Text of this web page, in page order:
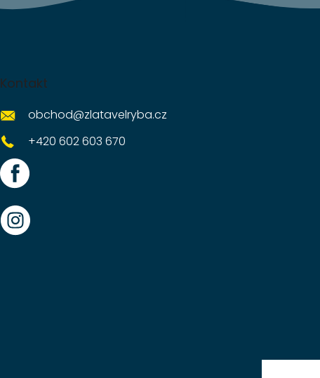
Kontakt
obchod@zlatavelryba.cz
+420 602 603 670